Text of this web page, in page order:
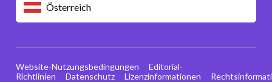
Österreich
Website-Nutzungsbedingungen
Editorial-
Richtlinien
Datenschutz Lizenzinformationen